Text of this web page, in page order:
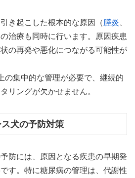
き起こした根本的な原因（膵炎
治療も同時に行います。原因疾患
の再発や悪化につながる可能性が
の集中的な管理が必要で、継続的
リングが欠かせません。
犬の予防対策
防には、原因となる疾患の早期発
す。特に糖尿病の管理は、代謝性